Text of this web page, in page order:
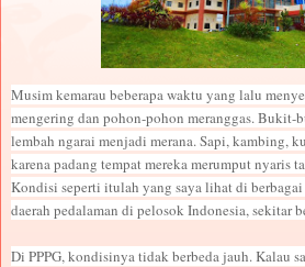
Musim kemarau beberapa waktu yang lalu
mengering dan pohon-pohon meranggas.
lembah ngarai menjadi merana. Sapi, kambing,
karena padang tempat mereka merumput nyaris
Kondisi seperti itulah yang saya lihat di
daerah pedalaman di pelosok Indonesia, sekitar
Di PPPG, kondisinya tidak berbeda jauh. Kalau